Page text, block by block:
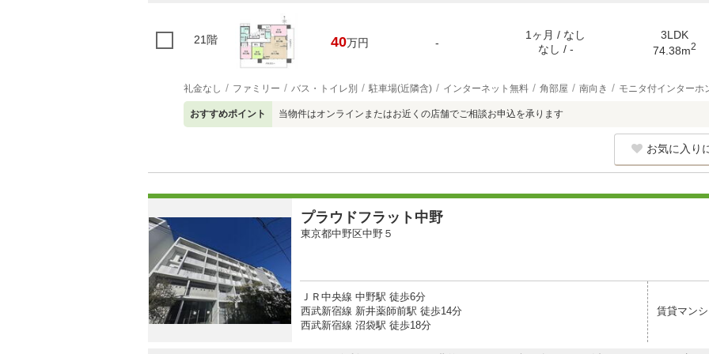
21階 40万円 -
1ヶ月 / なし
なし / -
3LDK
74.38m2
礼金なし ファミリー バス・トイレ別 駐車場(近隣含) インターネット無料 角部屋 南向き モニタ付インターホ
おすすめポイント 当物件はオンラインまたはお近くの店舗でご相談お申込を承ります
お気に入り
プラウドフラット中野
東京都中野区中野５
ＪＲ中央線 中野駅 徒歩6分
西武新宿線 新井薬師前駅 徒歩14分
西武新宿線 沼袋駅 徒歩18分
賃貸マン